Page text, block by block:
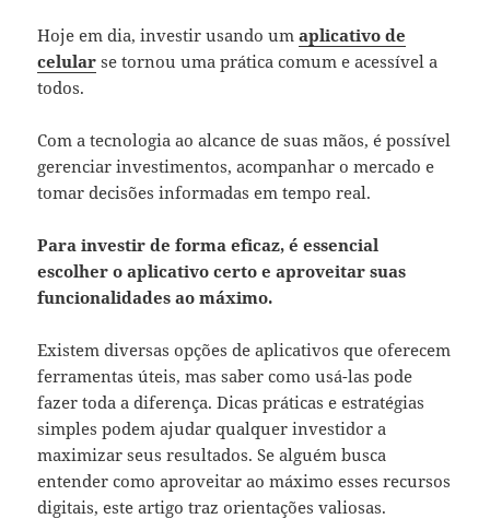
Hoje em dia, investir usando umaplicativo de
celular se tornou uma prática comum e acessível a
todos.
Com a tecnologia ao alcance de suas mãos, é possível
gerenciar investimentos, acompanhar o mercado e
tomar decisões informadas em tempo real.
Para investir de forma eficaz, é essencial
escolher o aplicativo certo e aproveitar suas
funcionalidades ao máximo.
Existem diversas opções de aplicativos que oferecem
ferramentas úteis, mas saber como usá-las pode
fazer toda a diferença. Dicas práticas e estratégias
simples podem ajudar qualquer investidor a
maximizar seus resultados. Se alguém busca
entender como aproveitar ao máximo esses recursos
digitais, este artigo traz orientações valiosas.